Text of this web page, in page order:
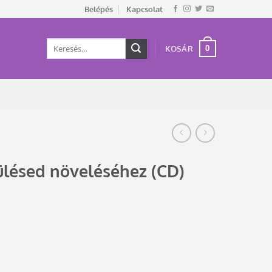
Belépés Kapcsolat
Keresés
KOSÁR 0
növeléséhez (CD)